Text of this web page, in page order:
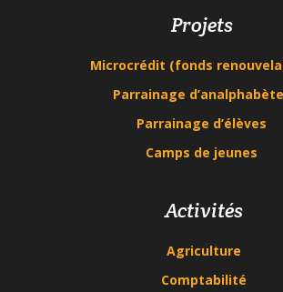
Projets
Microcrédit (fonds
Parrainage
Parrainage d’élèves
Camps de jeunes
Activités
Agriculture
Comptabilité